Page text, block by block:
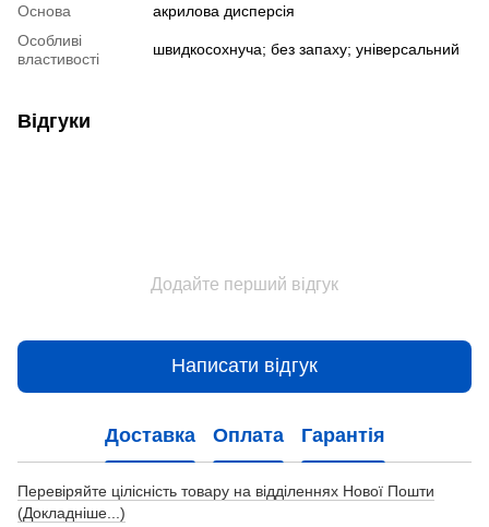
Основа
акрилова дисперсія
Особливі
властивості
швидкосохнуча; без запаху; універсальний
Відгуки
Додайте перший відгук
Написати відгук
Доставка Оплата Гарантія
Перевіряйте цілісність товару на відділеннях Нової Пошти
(Докладніше...)